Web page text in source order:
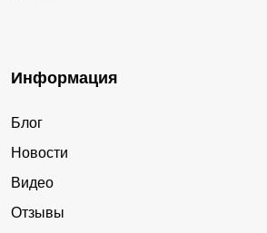
Информация
Блог
Новости
Видео
Отзывы